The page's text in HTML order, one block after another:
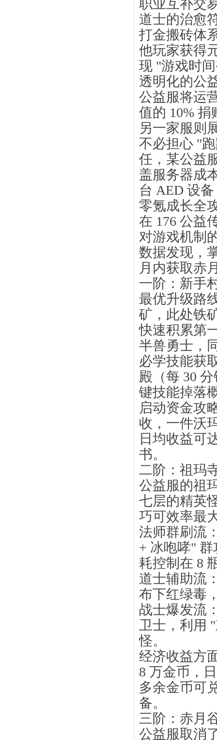
职业互补交
道士的治愈
打金搬砖体
他玩家获得
现 "游戏时
透明化的公
公益服将运
值的 10%
另一家服则
不必担心 "
任，某公益
盖服务器成
台 AED 设
零氪成长全
在 176 公益
对游戏机制
数据发现，
月内获取赤
一阶：新手
最优升级路
矿，此处铁
快速积累第
半兽勇士，
必学技能获
殿（每 30
键技能掉落
启动资金攻
收，一件沃
日均收益可
书。
二阶：祖玛
公益服的祖
七层的精英
巧可效率最
法师群刷流
+ 冰咆哮"
耗控制在 8
道士辅助流
布下红绿毒
战士爆发流
卫士，利用
怪。
经济收益方
8 万金币，
多余金币可
备。
三阶：赤月
公益服取消